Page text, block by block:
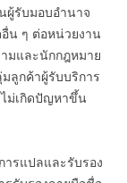
ผู้รับมอบอำนาจ
น ๆ ต่อหน่วยงาน
มและนักกฎหมาย
ลูกค้าผู้รับบริการ
ไม่เกิดปัญหาขึ้น
รแปลและรับรอง